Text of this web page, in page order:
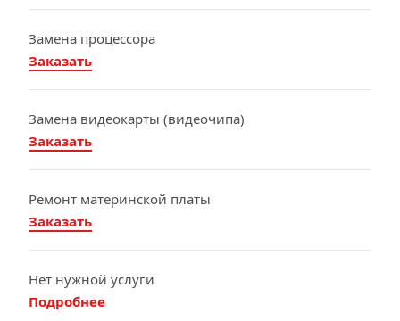
Замена процессора
Заказать
Замена видеокарты (видеочипа)
Заказать
Ремонт материнской платы
Заказать
Нет нужной услуги
Подробнее